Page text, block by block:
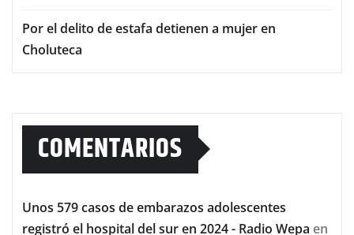
Por el delito de estafa detienen a mujer en
Choluteca
COMENTARIOS
Unos 579 casos de embarazos adolescentes
registró el hospital del sur en 2024 - Radio Wepa en